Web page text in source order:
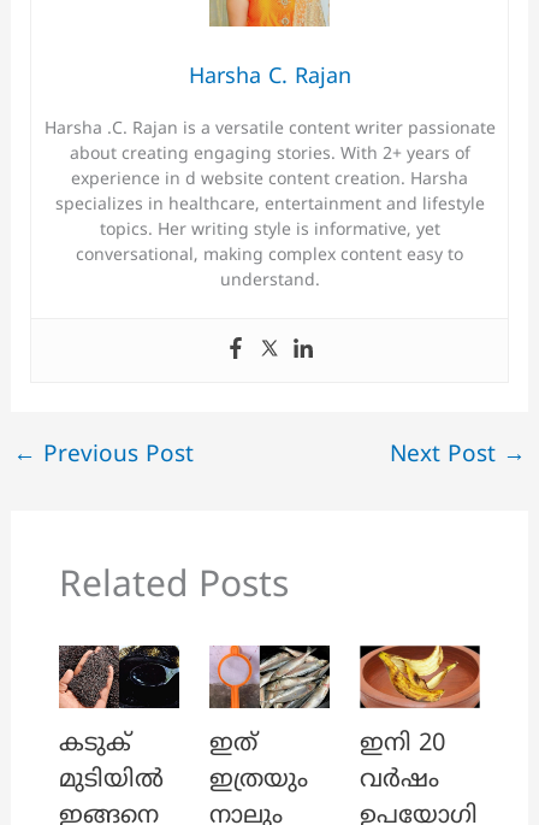
Harsha C. Rajan
Harsha .C. Rajan is a versatile content writer passionate
about creating engaging stories. With 2+ years of
experience in d website content creation. Harsha
specializes in healthcare, entertainment and lifestyle
topics. Her writing style is informative, yet
conversational, making complex content easy to
understand.
← Previous Post Next Post →
Related Posts
കടുക്
മുടിയിൽ
ഇങ്ങനെ
ഇത്
ഇത്രയും
നാലും
ഇനി 20
വർഷം
ഉപയോഗി